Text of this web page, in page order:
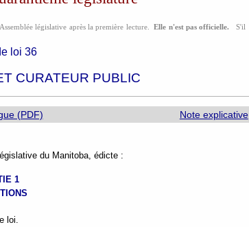
législative après la première lecture.Elle n'est pas officielle.
S'il
loi 36
CURATEUR PUBLIC
(PDF) Note explicative
du Manitoba, édicte :
1
loi.